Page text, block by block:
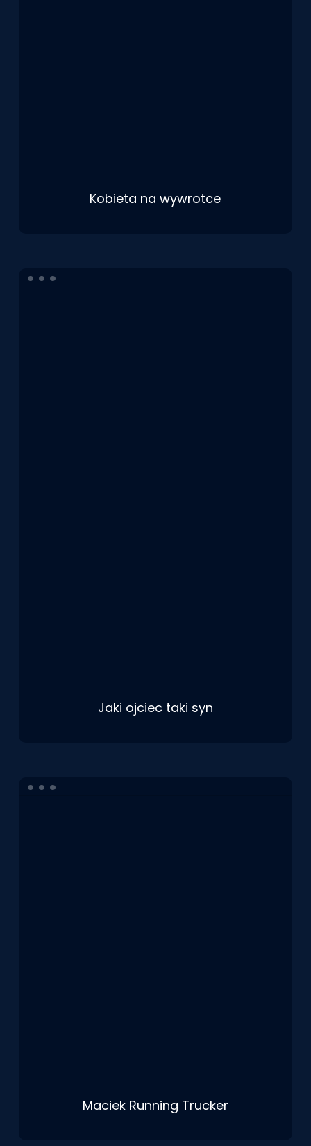
Kobieta na wywrotce
Jaki ojciec taki syn
Maciek Running Trucker